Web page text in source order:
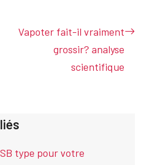
Vapoter fait-il vraiment
grossir? analyse
scientifique
type pour votre